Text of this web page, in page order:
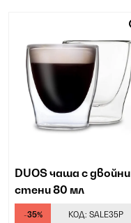
DUOS чаша с двойни
стени 80 мл
-35% КОД: SALE35P